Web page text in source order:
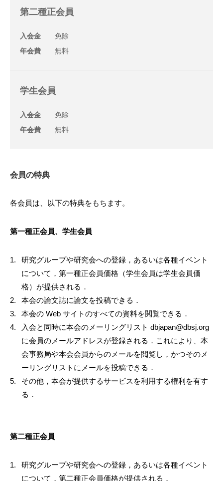
第二種正会員
入会金
免除
年会費
無料
学生会員
入会金
免除
年会費
無料
会員の特典
各会員は、以下の特典をもちます。
第一種正会員、学生会員
研究グループや研究会への登録，あるいは各種イベント
について，第一種正会員価格（学生会員は学生会員価
格）が提供される．
本会の論文誌に論文を投稿できる．
本会の Web サイトのすべての資料を閲覧できる．
入会と同時に本会のメーリングリスト dbjapan@dbsj.org
に会員のメールアドレスが登録される．これにより、本
会事務局や本会会員からのメールを閲覧し，かつそのメ
ーリングリストにメールを投稿できる．
その他，本会が提供するサービスを利用する権利を有す
る．
第二種正会員
研究グループや研究会への登録，あるいは各種イベント
について，第二種正会員価格が提供される．